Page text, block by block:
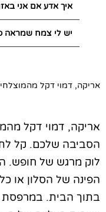
איך אדע אם אני
יש לי צמח שמראה
אריקה, דמוי דקל
אריקה, דמוי דקל
הסביבה שלכם. קל
לוק מרגש של חופש.
הפינה של הסלון או
בתוך הבית. במרפסת